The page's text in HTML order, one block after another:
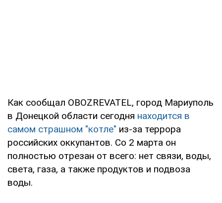
Как сообщал OBOZREVATEL, город Мариуполь
в Донецкой области сегодня находится в
самом страшном "котле" из-за террора
российских оккупантов. Со 2 марта он
полностью отрезан от всего: нет связи, воды,
света, газа, а также продуктов и подвоза
воды.